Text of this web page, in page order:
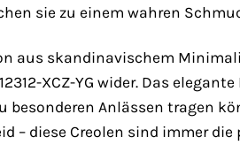
sie zu einem wahren
aus skandinavischem
XCZ-YG wider. Das
besonderen Anlässen tragen
– diese Creolen sind immer die